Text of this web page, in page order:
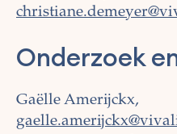
Onderzoek
Gaëlle Amerijckx,